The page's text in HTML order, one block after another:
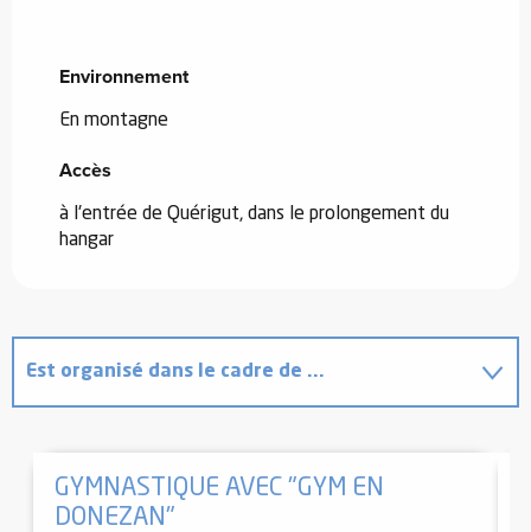
Environnement
Environnement
En montagne
Accès
Accès
à l'entrée de Quérigut, dans le prolongement du
hangar
Est organisé dans le cadre de ...
GYMNASTIQUE AVEC "GYM EN
DONEZAN"